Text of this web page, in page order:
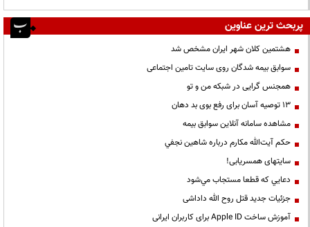
پربحث ترین عناوین
هشتمین کلان شهر ایران مشخص شد
سوابق بیمه شدگان روی سایت تامین اجتماعی
همجنس گرایی در شبکه من و تو
13 توصیه آسان برای رفع بوی بد دهان
مشاهده سامانه آنلاين سوابق بیمه
حكم آيت‌الله مكارم درباره شاهين نجفي
سایتهای همسریابی!
دعايي كه قطعا مستجاب مي‌شود
جزئیات جدید قتل روح الله داداشی
آموزش ساخت Apple ID برای کاربران ایرانی